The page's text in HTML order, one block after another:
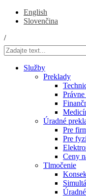
English
Slovenčina
/
Služby
Preklady
Úradné
Pre
Pre
Ceny
Tlmočenie